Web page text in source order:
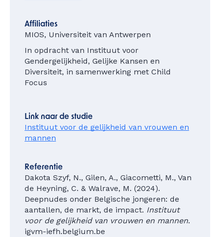
Affiliaties
MIOS, Universiteit van Antwerpen
In opdracht van Instituut voor
Gendergelijkheid, Gelijke Kansen en
Diversiteit, in samenwerking met Child
Focus
Link naar de studie
Instituut voor de gelijkheid van vrouwen en
mannen
Referentie
Dakota Szyf, N., Gilen, A., Giacometti, M., Van
de Heyning, C. & Walrave, M. (2024).
Deepnudes onder Belgische jongeren: de
aantallen, de markt, de impact. Instituut
voor de gelijkheid van vrouwen en mannen.
igvm-iefh.belgium.be